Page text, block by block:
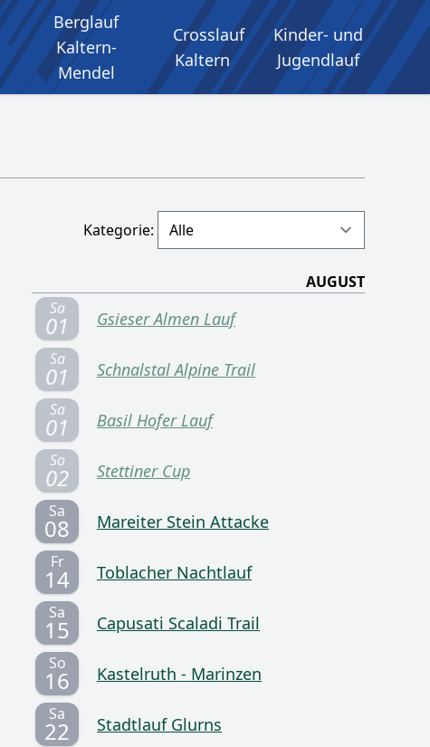
Berglauf
Kaltern-
Mendel
Crosslauf
Kaltern
Kinder- und
Jugendlauf
Kategorie:
AUGUST
Sa
01 Gsieser Almen Lauf
Sa
01 Schnalstal Alpine Trail
Sa
01 Basil Hofer Lauf
So
02 Stettiner Cup
Sa
08 Mareiter Stein Attacke
Fr
14 Toblacher Nachtlauf
Sa
15 Capusati Scaladi Trail
So
16 Kastelruth - Marinzen
Sa
22 Stadtlauf Glurns